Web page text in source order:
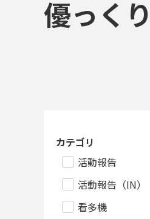
優っく
カテゴリ
活動報告
活動報告（IN）
看多機